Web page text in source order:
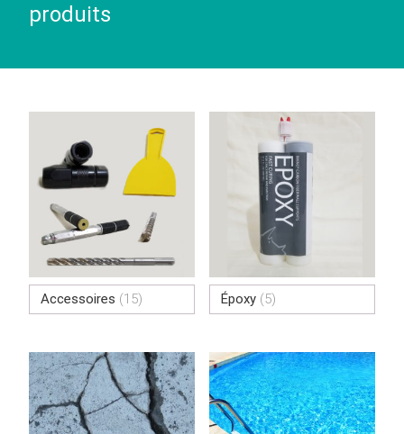
produits
Accessoires (15) Époxy (5)